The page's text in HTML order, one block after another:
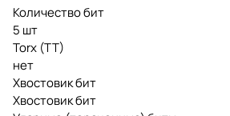
Количество бит
5 шт
Torx (TT)
нет
Хвостовик бит
Хвостовик бит